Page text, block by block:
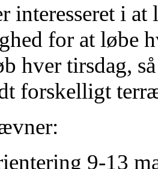
interesseret i
for at løbe
hver tirsdag,
forskelligt
9-13